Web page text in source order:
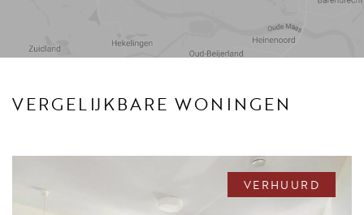
Voorzieningen
VERGELIJKBARE WONINGEN
VERHUURD